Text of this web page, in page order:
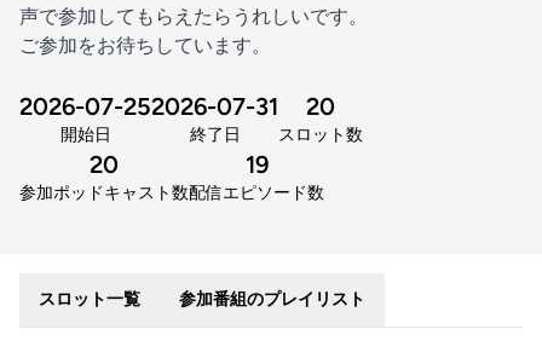
声で参加してもらえたらうれしいです。
ご参加をお待ちしています。
2026-07-25
開始日
2026-07-31
終了日
20
スロット数
20
参加ポッドキャスト数
19
配信エピソード数
スロット一覧 参加番組のプレイリスト